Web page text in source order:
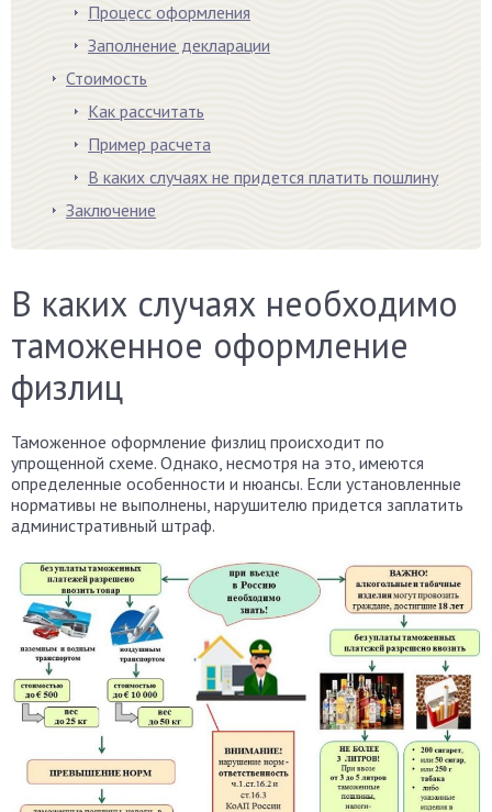
Процесс оформления
Заполнение декларации
Стоимость
Как рассчитать
Пример расчета
В каких случаях не придется платить пошлину
Заключение
В каких случаях необходимо
таможенное оформление
физлиц
Таможенное оформление физлиц происходит по
упрощенной схеме. Однако, несмотря на это, имеются
определенные особенности и нюансы. Если установленные
нормативы не выполнены, нарушителю придется заплатить
административный штраф.